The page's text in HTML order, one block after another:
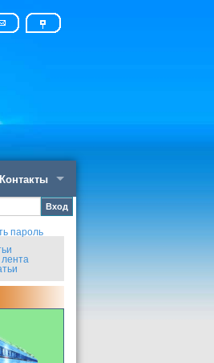
Контакты
Вход
пароль